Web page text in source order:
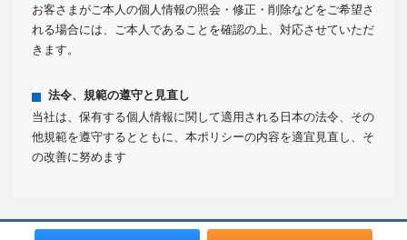
お客さまがご本人の個人情報の照会・修正・削除などをご希望さ
れる場合には、ご本人であることを確認の上、対応させていただ
きます。
法令、規範の遵守と見直し
当社は、保有する個人情報に関して適用される日本の法令、その
他規範を遵守するとともに、本ポリシーの内容を適宜見直し、そ
の改善に努めます